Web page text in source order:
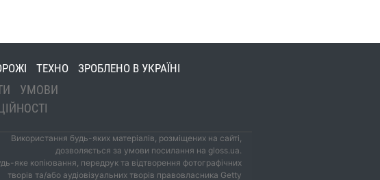
ТЕХНО ЗРОБЛЕНО В УКРАЇНІ
УМОВИ
Використання будь-яких матеріалів, розміщених на сайті,
дозволяється за умови посилання на gloss.ua.
яке копіювання, передрук та відтворення фотографічних
творів та/або аудіовізуальних творів правовласника Getty